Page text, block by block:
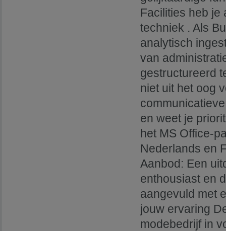
Facilities heb je
techniek . Als
analytisch
van
gestructureerd
niet uit het oog
en weet je
het MS Office-
Nederlands en
Aanbod: Een
enthousiast en
aangevuld met
jouw ervaring
modebedrijf in